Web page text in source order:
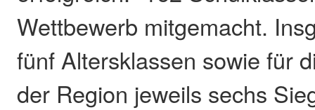
Wettbewerb mitgemacht.
fünf Altersklassen sowie für
der Region jeweils sechs